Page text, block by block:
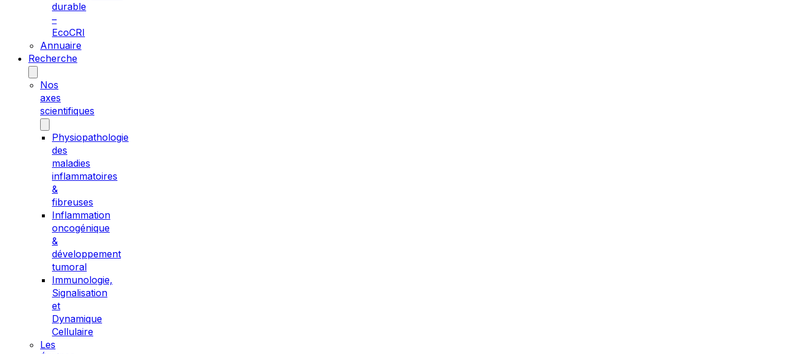
durable
–
EcoCRI
Annuaire
Recherche
Nos
axes
scientifiques
Physiopathologie
des
maladies
inflammatoires
&
fibreuses
Inflammation
oncogénique
&
développement
tumoral
Immunologie,
Signalisation
et
Dynamique
Cellulaire
Les